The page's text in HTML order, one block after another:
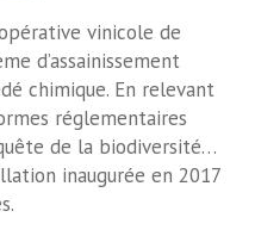
vinicole de
d’assainissement
chimique. En relevant
réglementaires
de la biodiversité…
inaugurée en 2017